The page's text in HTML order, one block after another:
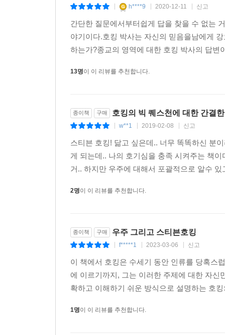
h****9 2020-12-11 신고
간단한 질문에서부터쉽게 답을 찾을 수 없는
야기이다.호킹 박사는 자신의 믿음을남에게
하는가?종교의 영역에 대한 호킹 박사의 답
13명이 이 리뷰를 추천합니다.
종이책 구매 호킹의 빅 퀘스천에 대한 간결
w**1 2019-02-08 신고
스티븐 호킹! 닮고 싶은데.. 너무 똑똑하신 분
게 되는데.. 나의 호기심을 충족 시켜주는 책
거.. 하지만 우주에 대해서 포괄적으로 알수
2명이 이 리뷰를 추천합니다.
종이책 구매 우주 그리고 스티븐호킹
f*****1 2023-03-06 신고
이 책에서 호킹은 수세기 동안 인류를 당혹스
에 이르기까지, 그는 이러한 주제에 대한 자
확하고 이해하기 쉬운 방식으로 설명하는 호
1명이 이 리뷰를 추천합니다.